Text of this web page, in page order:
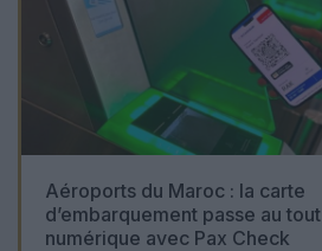
Aéroports du Maroc : la carte
d’embarquement passe au tout
numérique avec Pax Check